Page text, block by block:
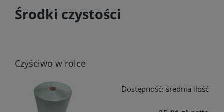
Środki czystości
Czyściwo w rolce
Dostępność: średnia ilość